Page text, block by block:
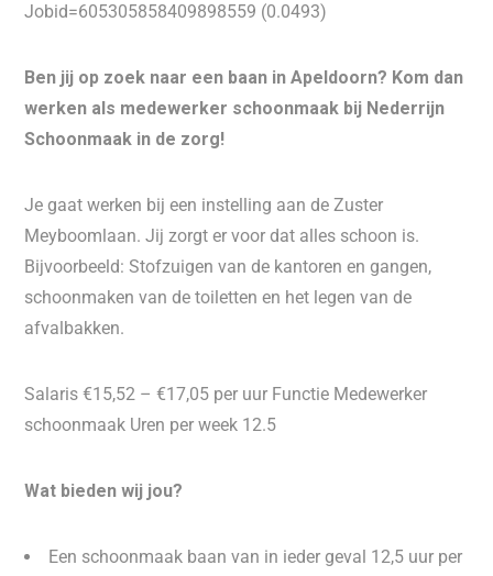
Jobid=605305858409898559 (0.0493)
Ben jij op zoek naar een baan in Apeldoorn? Kom dan
werken als medewerker schoonmaak bij Nederrijn
Schoonmaak in de zorg!
Je gaat werken bij een instelling aan de Zuster
Meyboomlaan. Jij zorgt er voor dat alles schoon is.
Bijvoorbeeld: Stofzuigen van de kantoren en gangen,
schoonmaken van de toiletten en het legen van de
afvalbakken.
Salaris €15,52 – €17,05 per uur Functie Medewerker
schoonmaak Uren per week 12.5
Wat bieden wij jou?
Een schoonmaak baan van in ieder geval 12,5 uur per